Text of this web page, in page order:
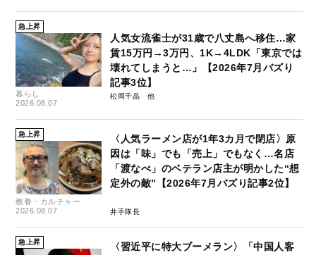
急上昇
暮らし
2026.08.07
人気女流雀士が31歳で八丈島へ移住…家
賃15万円→3万円、1K→4LDK「東京では
壊れてしまうと…」【2026年7月バズり
記事3位】
松岡千晶
急上昇
教養・カルチャー
2026.08.07
〈人気ラーメン店が1年3カ月で閉店〉原
因は「味」でも「売上」でもなく…名店
「渡なべ」のベテラン店主が明かした“想
定外の敵”【2026年7月バズり記事2位】
井手隊長
急上昇
〈習近平に特大ブーメラン〉「中国人客